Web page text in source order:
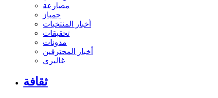
مصارعة
جمباز
أخبار المنتخبات
تحقيقات
مدونات
أخبار المحترفين
غاليري
ثقافة